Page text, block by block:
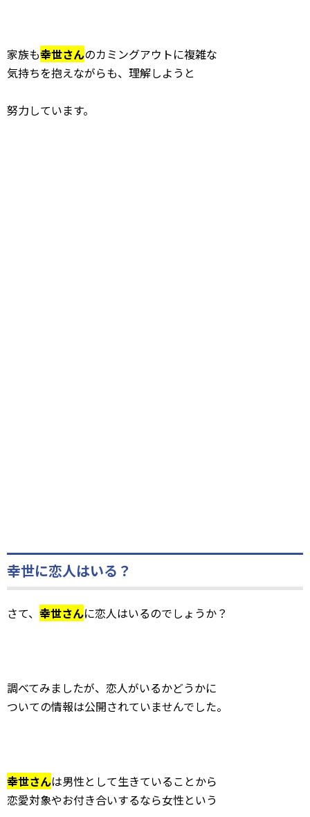
家族も幸世さんのカミングアウトに複雑な
気持ちを抱えながらも、理解しようと
努力しています。
幸世に恋人はいる？
さて、 幸世さんに恋人はいるのでしょうか？
調べてみましたが、恋人がいるかどうかに
ついての情報は公開されていませんでした。
幸世さんは男性として生きていることから
恋愛対象やお付き合いするなら女性という